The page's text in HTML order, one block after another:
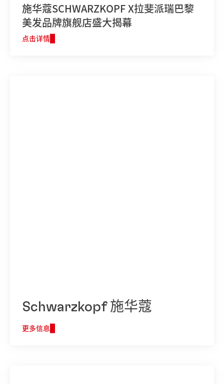
施华蔻SCHWARZKOPF X拉斐派瑞巴黎
美发品牌旗舰店盛大揭幕
点击详情
Schwarzkopf 施华蔻
更多信息